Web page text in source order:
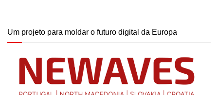
Um projeto para moldar o futuro digital da Europa